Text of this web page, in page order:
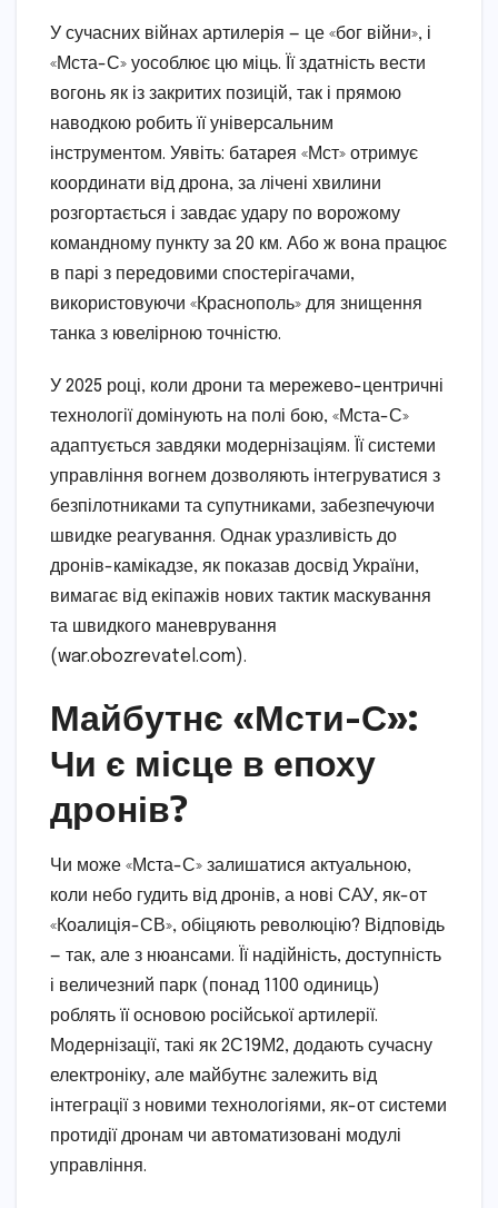
У сучасних війнах артилерія — це «бог війни», і
«Мста-С» уособлює цю міць. Її здатність вести
вогонь як із закритих позицій, так і прямою
наводкою робить її універсальним
інструментом. Уявіть: батарея «Мст» отримує
координати від дрона, за лічені хвилини
розгортається і завдає удару по ворожому
командному пункту за 20 км. Або ж вона працює
в парі з передовими спостерігачами,
використовуючи «Краснополь» для знищення
танка з ювелірною точністю.
У 2025 році, коли дрони та мережево-центричні
технології домінують на полі бою, «Мста-С»
адаптується завдяки модернізаціям. Її системи
управління вогнем дозволяють інтегруватися з
безпілотниками та супутниками, забезпечуючи
швидке реагування. Однак уразливість до
дронів-камікадзе, як показав досвід України,
вимагає від екіпажів нових тактик маскування
та швидкого маневрування
(war.obozrevatel.com).
Майбутнє «Мсти-С»:
Чи є місце в епоху
дронів?
Чи може «Мста-С» залишатися актуальною,
коли небо гудить від дронів, а нові САУ, як-от
«Коалиція-СВ», обіцяють революцію? Відповідь
— так, але з нюансами. Її надійність, доступність
і величезний парк (понад 1100 одиниць)
роблять її основою російської артилерії.
Модернізації, такі як 2С19М2, додають сучасну
електроніку, але майбутнє залежить від
інтеграції з новими технологіями, як-от системи
протидії дронам чи автоматизовані модулі
управління.